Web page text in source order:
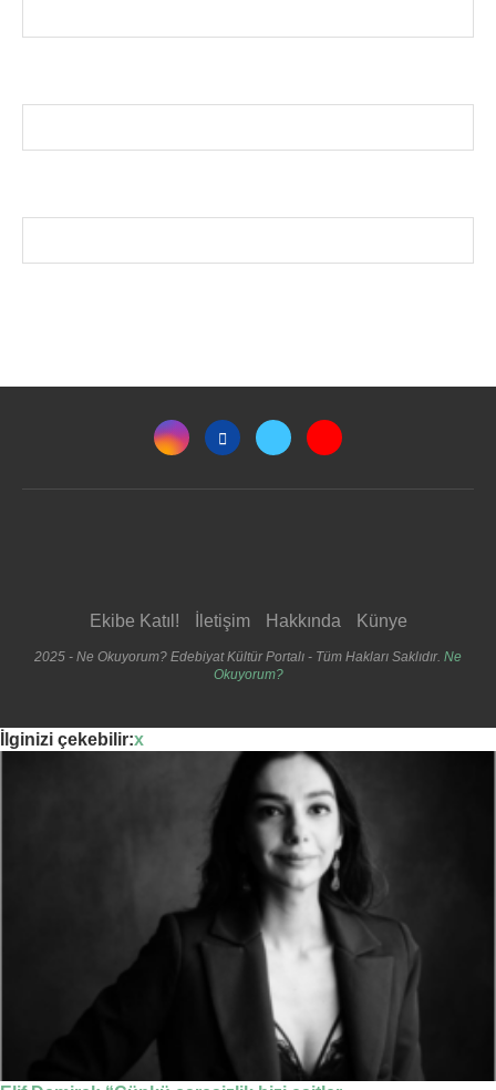
Ekibe Katıl! İletişim Hakkında Künye
2025 - Ne Okuyorum? Edebiyat Kültür Portalı - Tüm Hakları Saklıdır. Ne
Okuyorum?
İlginizi çekebilir:x